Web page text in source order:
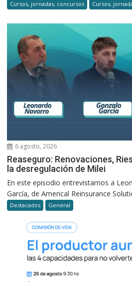
Cursos, jornadas, concursos Cursos,
6 agosto, 2026
Reaseguro: Renovaciones,
la desregulación de Milei
En este episodio entrevistamos a
García, de Americal Reinsurance
Destacados General